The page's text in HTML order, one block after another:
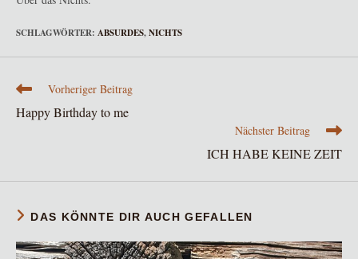
SCHLAGWÖRTER: ABSURDES,NICHTS
Weitere
ansehen
Vorheriger Beitrag
Happy Birthday to me
Nächster Beitrag
ICH HABE KEINE ZEIT
DAS KÖNNTE DIR AUCH GEFALLEN